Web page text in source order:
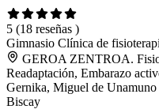
5 (18 reseñas )
Gimnasio Clínica de
GEROA ZENTROA.
Readaptación, Embarazo
Gernika, Miguel de
Biscay